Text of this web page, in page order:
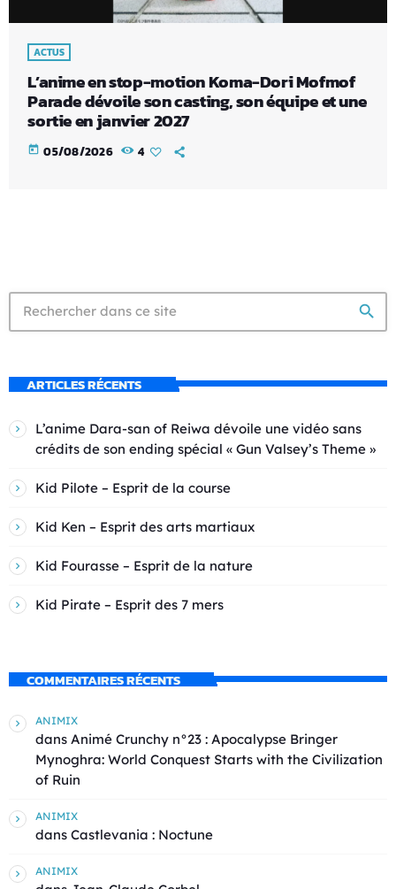
ACTUS
L’anime en stop-motion Koma-Dori Mofmof
Parade dévoile son casting, son équipe et une
sortie en janvier 2027
today 05/08/2026 4
search
ARTICLES RÉCENTS
L’anime Dara-san of Reiwa dévoile une vidéo sans
crédits de son ending spécial « Gun Valsey’s Theme »
Kid Pilote – Esprit de la course
Kid Ken – Esprit des arts martiaux
Kid Fourasse – Esprit de la nature
Kid Pirate – Esprit des 7 mers
COMMENTAIRES RÉCENTS
ANIMIX
dans Animé Crunchy n°23 : Apocalypse Bringer
Mynoghra: World Conquest Starts with the Civilization
of Ruin
ANIMIX
dans Castlevania : Noctune
ANIMIX